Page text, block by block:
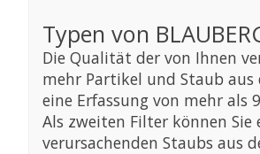
Typen von
Die Qualität der von Ihnen
mehr Partikel und Staub
eine Erfassung von mehr als
Als zweiten Filter können Sie
verursachenden Staubs aus